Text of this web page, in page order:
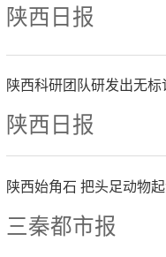
陕西日报
陕西科研团队研发出无
陕西日报
陕西始角石 把头足动物
三秦都市报